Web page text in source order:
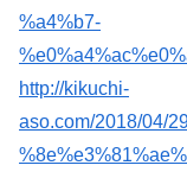
%a4%b7-
http://kikuchi-
aso.com/2018/04/